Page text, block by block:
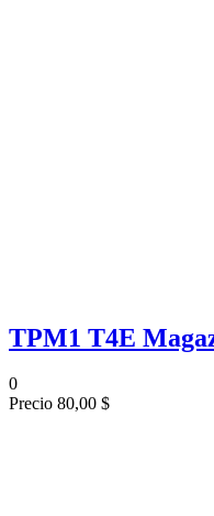
TPM1 T4E
0
Precio 80,00 $